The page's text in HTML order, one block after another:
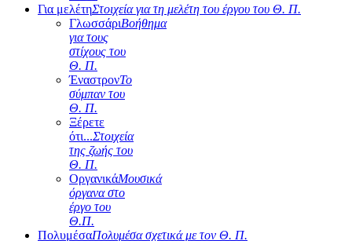
Για μελέτηΣτοιχεία για τη μελέτη του έργου του Θ. Π.
ΓλωσσάριΒοήθημα
για τους
στίχους του
Θ. Π.
ΈναστρονΤο
σύμπαν του
Θ. Π.
Ξέρετε
ότι...Στοιχεία
της ζωής του
Θ. Π.
ΟργανικάΜουσικά
όργανα στο
έργο του
Θ.Π.
ΠολυμέσαΠολυμέσα σχετικά με τον Θ. Π.